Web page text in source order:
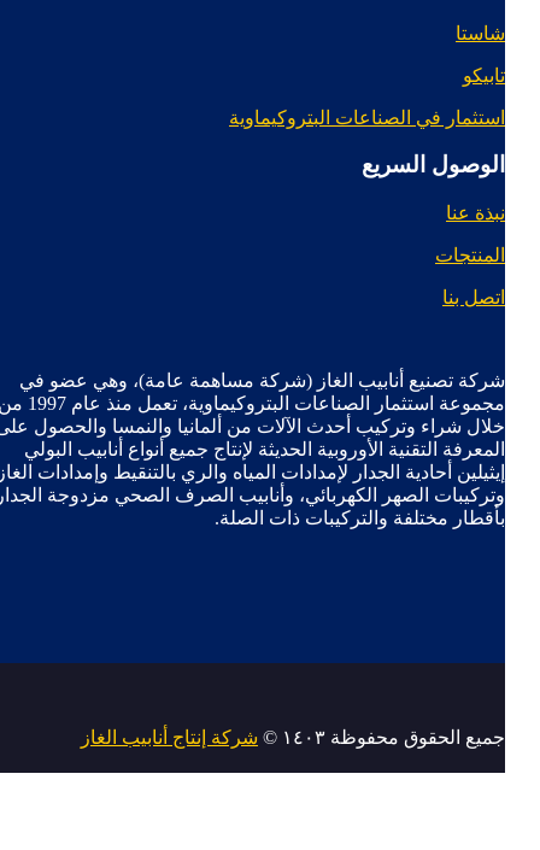
شاستا
تابيكو
استثمار في الصناعات البتروكيماوية
الوصول السريع
نبذة عنا
المنتجات
اتصل بنا
شركة تصنيع أنابيب الغاز (شركة مساهمة عامة)، وهي عضو في
مجموعة استثمار الصناعات البتروكيماوية، تعمل منذ عام 1997 من
خلال شراء وتركيب أحدث الآلات من ألمانيا والنمسا والحصول على
المعرفة التقنية الأوروبية الحديثة لإنتاج جميع أنواع أنابيب البولي
إيثيلين أحادية الجدار لإمدادات المياه والري بالتنقيط وإمدادات الغاز،
وتركيبات الصهر الكهربائي، وأنابيب الصرف الصحي مزدوجة الجدار
بأقطار مختلفة والتركيبات ذات الصلة.
جميع الحقوق محفوظة ١٤٠٣ © شركة إنتاج أنابيب الغاز